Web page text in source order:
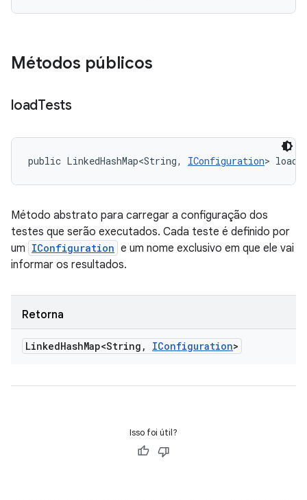
Métodos públicos
loadTests
public LinkedHashMap<String, IConfiguration>
Método abstrato para carregar a configuração dos
testes que serão executados. Cada teste é definido por
um IConfiguration e um nome exclusivo em que ele vai
informar os resultados.
Retorna
LinkedHashMap<String , IConfiguration>
Isso foi útil?